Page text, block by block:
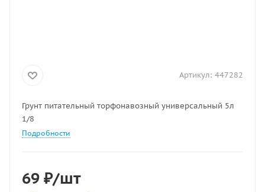
Артикул: 447282
Грунт питательный торфонавозный универсальный 5л
1/8
Подробности
69 ₽/шт